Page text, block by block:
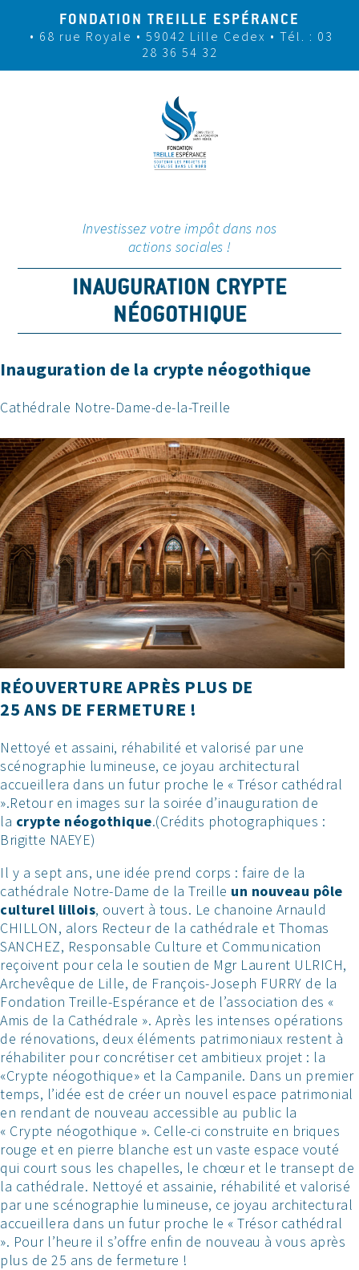
FONDATION TREILLE ESPÉRANCE
• 68 rue Royale • 59042 Lille Cedex • Tél. : 03
28 36 54 32
Investissez votre impôt dans nos
actions sociales !
INAUGURATION CRYPTE
NÉOGOTHIQUE
Inauguration de la crypte néogothique
Cathédrale Notre-Dame-de-la-Treille
RÉOUVERTURE APRÈS PLUS DE
25 ANS DE FERMETURE !
Nettoyé et assaini, réhabilité et valorisé par une
scénographie lumineuse, ce joyau architectural
accueillera dans un futur proche le « Trésor cathédral
».Retour en images sur la soirée d’inauguration de
la crypte néogothique.(Crédits photographiques :
Brigitte NAEYE)
Il y a sept ans, une idée prend corps : faire de la
cathédrale Notre-Dame de la Treille un nouveau pôle
culturel lillois, ouvert à tous. Le chanoine Arnauld
CHILLON, alors Recteur de la cathédrale et Thomas
SANCHEZ, Responsable Culture et Communication
reçoivent pour cela le soutien de Mgr Laurent ULRICH,
Archevêque de Lille, de François-Joseph FURRY de la
Fondation Treille-Espérance et de l’association des «
Amis de la Cathédrale ». Après les intenses opérations
de rénovations, deux éléments patrimoniaux restent à
réhabiliter pour concrétiser cet ambitieux projet : la
«Crypte néogothique» et la Campanile. Dans un premier
temps, l’idée est de créer un nouvel espace patrimonial
en rendant de nouveau accessible au public la
« Crypte néogothique ». Celle-ci construite en briques
rouge et en pierre blanche est un vaste espace vouté
qui court sous les chapelles, le chœur et le transept de
la cathédrale. Nettoyé et assainie, réhabilité et valorisé
par une scénographie lumineuse, ce joyau architectural
accueillera dans un futur proche le « Trésor cathédral
». Pour l’heure il s’offre enfin de nouveau à vous après
plus de 25 ans de fermeture !